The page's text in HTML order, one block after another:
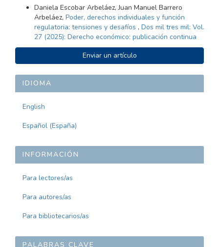
Daniela Escobar Arbeláez, Juan Manuel Barrero
Arbeláez, Poder, derechos individuales y función
regulatoria: tensiones y desafíos , Dos mil tres mil: Vol.
27 (2025): Derecho económico: publicación continua
ENVIAR
UN
ARTÍCULO
Enviar un artículo
IDIOMA
English
Español (España)
INFORMACIÓN
Para lectores/as
Para autores/as
Para bibliotecarios/as
PALABRAS CLAVE